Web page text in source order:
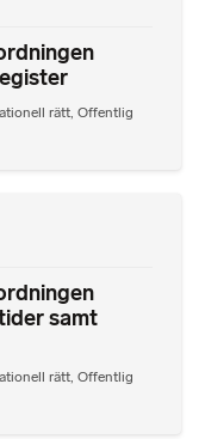
rätt Offentlig
samt
rätt, Offentlig